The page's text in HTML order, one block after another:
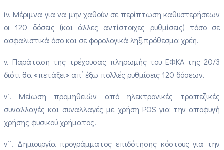
iv. Μέριμνα για να μην χαθούν σε περίπτωση καθυστερήσεων
οι 120 δόσεις (και άλλες αντίστοιχες ρυθμίσεις) τόσο σε
ασφαλιστικά όσο και σε φορολογικά ληξιπρόθεσμα χρέη.
v. Παράταση της τρέχουσας πληρωμής του ΕΦΚΑ της 20/3
διότι θα «πετάξει» απ’ έξω πολλές ρυθμίσεις 120 δόσεων.
vi. Μείωση προμηθειών από ηλεκτρονικές τραπεζικές
συναλλαγές και συναλλαγές με χρήση POS για την αποφυγή
χρήσης φυσικού χρήματος.
vii. Δημιουργία προγράμματος επιδότησης κόστους για την